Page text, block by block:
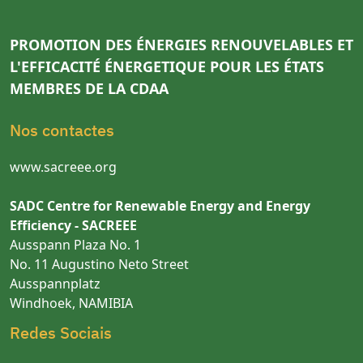
PROMOTION DES ÉNERGIES RENOUVELABLES ET
L'EFFICACITÉ ÉNERGETIQUE POUR LES ÉTATS
MEMBRES DE LA CDAA
Nos contactes
www.sacreee.org
SADC Centre for Renewable Energy and Energy
Efficiency - SACREEE
Ausspann Plaza No. 1
No. 11 Augustino Neto Street
Ausspannplatz
Windhoek, NAMIBIA
Redes Sociais